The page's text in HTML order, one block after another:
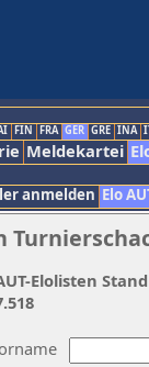
FIN FRA GER GRE INA
Meldekartei
anmelden Elo
Elolisten